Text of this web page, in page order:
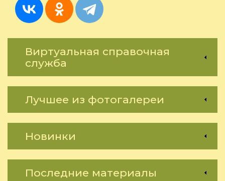
Виртуальная справочная
служба
Лучшее из фотогалереи
Новинки
Последние материалы